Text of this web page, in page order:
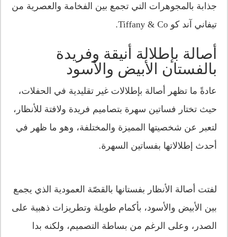
جذابة بالمجوهرات التي تجمع بين الفخامة والعصرية من
تيفاني آند كو Tiffany & Co.
أصالة بإطلالة أنيقة وفريدة
بالفستان الأبيض والأسود
عادةً ما تظهر أصالة بإطلالات غير تقليدية في الحفلات،
حيث تختار فساتين سهرة بتصاميم فريدة ولافتة للأنظار،
لتعبر عن شخصيتها المميزة والمختلفة، وهو ما ظهر في
أحدث إطلالاتها بفساتين السهرة.
لفتت أصالة الأنظار بفستانها بالقصّة العمودية الذي يجمع
بين الأبيض والأسود، بأكمام طويلة وتطريزات ذهبية على
الصدر، وعلى الرغم من بساطة التصميم، ولكنه بدا